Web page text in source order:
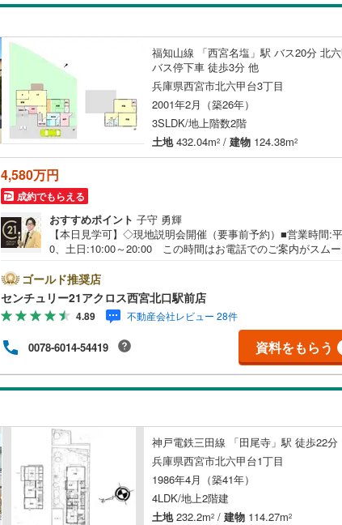
福知山線 「西宮名塩」駅 バス20分 北
バス停下車 徒歩3分 他
兵庫県西宮市北六甲台3丁目
2001年2月（築26年）
3SLDK/地上階数2階
土地432.04m2 / 建物 124.38m2
4,580万円
成約でもらえる
おすすめポイント 子守 勇輝
【本日見学可】◇現地説明会開催（要事前予約）■営業時間:
0、土日:10:00～20:00 この時間はお電話でのご案内がスム
分ございます＝＝＝＝＝センチュリー21アクロスグループの3
＝＝■センチュリー21グループで27年連続No.1（1997年～
実績） 西宮・尼崎・伊丹・宝塚にて8店舗展開中。阪神間で
店にお任せ下さい■お客様駐車場、キッズスペースがござい
て駅前にございますが、お車でのお越しも大歓迎です。 お
心ください。■取り扱い物件多数ございます。 地域密着の当
台の新築戸建や、1000万円台の中古マンションを始め多数物
ます。Yahoo！不動産に掲載しきれない物件もご紹介できま
合せください。弊社ホームページへは「C21アクロス」で検
ゴールド推奨店
センチュリー21アクロス西宮北口駅前店
4.89 不動産会社レビュー 28件
0078-6014-54419 資料をもらう
神戸電鉄三田線 「田尾寺」駅 徒歩22分
兵庫県西宮市北六甲台1丁目
1986年4月（築41年）
4LDK/地上2階建
土地232.2m2 / 建物 114.27m2
この条件で検索する
たつの市
川辺郡猪名川町(
加古郡稲美町(0) 加古郡播磨町
神崎郡福崎町
(0) 神崎郡神河町
佐用郡佐用町
美方郡新温泉町
この条件で検索するこの条件で検索
この条件で検索するこの条件で検索
最寄りの駅が始発駅 0） 海まで2km以内
配置、向き、建ち方、日当たり
前道6m以上 5） 角地
平坦地（3）
LD
リビングダイニング15畳以上
）
キッチン
独立型キッチン 対面キッチン（1
浴室乾燥機あり
収納
この条件で検索